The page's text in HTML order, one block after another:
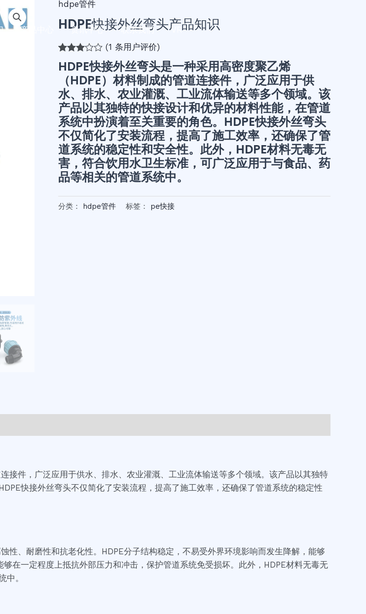
产品中心 资讯中心 联系我们 VR
hdpe管件
HDPE快接外丝弯头产品知识
3.00/
5，已
有位客
户进行
了评价
(1 条用户评价)
HDPE快接外丝弯头是一种采用高密度聚乙烯
（HDPE）材料制成的管道连接件，广泛应用于供
水、排水、农业灌溉、工业流体输送等多个领域。该
产品以其独特的快接设计和优异的材料性能，在管道
系统中扮演着至关重要的角色。HDPE快接外丝弯头
不仅简化了安装流程，提高了施工效率，还确保了管
道系统的稳定性和安全性。此外，HDPE材料无毒无
害，符合饮用水卫生标准，可广泛应用于与食品、药
品等相关的管道系统中。
分类： hdpe管件 标签： pe快接
接件，广泛应用于供水、排水、农业灌溉、工业流体输送等多个领域。该产品以其独特
快接外丝弯头不仅简化了安装流程，提高了施工效率，还确保了管道系统的稳定性
性、耐磨性和抗老化性。HDPE分子结构稳定，不易受外界环境影响而发生降解，能够
在一定程度上抵抗外部压力和冲击，保护管道系统免受损坏。此外，HDPE材料无毒无
中。